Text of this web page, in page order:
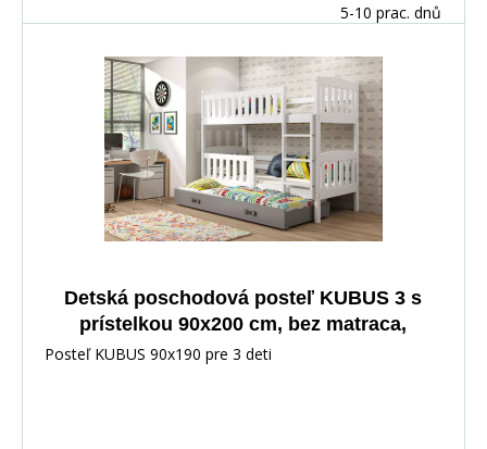
5-10 prac. dnů
Detská poschodová posteľ KUBUS 3 s
prístelkou 90x200 cm, bez matraca,
Biela/Grafit
Posteľ KUBUS 90x190 pre 3 deti